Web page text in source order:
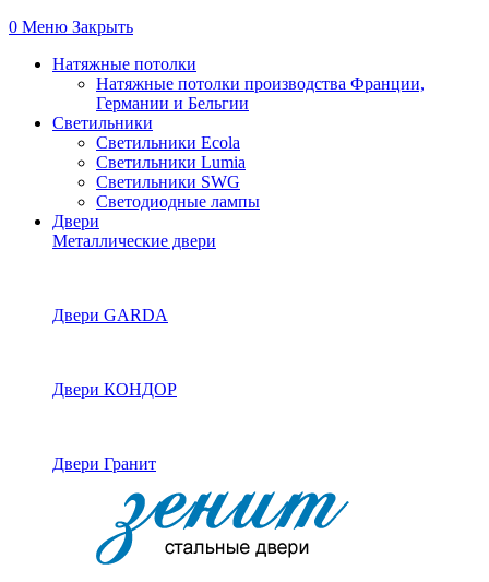
0 Меню Закрыть
Натяжные потолки
Натяжные потолки производства Франции,
Германии и Бельгии
Светильники
Светильники Ecola
Светильники Lumia
Светильники SWG
Светодиодные лампы
Двери
Металлические двери
Двери GARDA
Двери КОНДОР
Двери Гранит